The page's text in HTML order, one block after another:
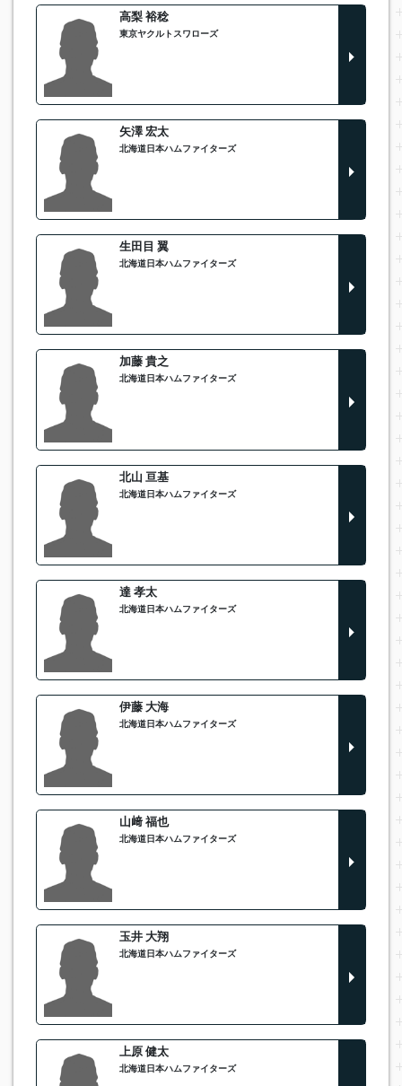
高梨 裕稔
東京ヤクルトスワローズ
矢澤 宏太
北海道日本ハムファイターズ
生田目 翼
北海道日本ハムファイターズ
加藤 貴之
北海道日本ハムファイターズ
北山 亘基
北海道日本ハムファイターズ
達 孝太
北海道日本ハムファイターズ
伊藤 大海
北海道日本ハムファイターズ
山﨑 福也
北海道日本ハムファイターズ
玉井 大翔
北海道日本ハムファイターズ
上原 健太
北海道日本ハムファイターズ